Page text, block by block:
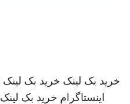
خرید بک لینک خرید بک لینک
اینستاگرام خرید بک لینک